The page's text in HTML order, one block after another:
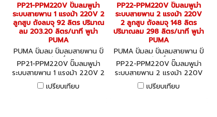
PP21-PPM220V ปั๊มลมพูม่า
ระบบสายพาน 1 แรงม้า 220V 2
ลูกสูบ ถังลมจุ 92 ลิตร ปริมาณ
ลม 203.20 ลิตร/นาที พูม่า
PUMA
PUMA ปั๊มลม ปั๊มลมสายพาน ปั๊
มลมออยล์ฟรี เครื่องอัดลม PP
21-PPM220V
PP21-PPM220V ปั๊มลมพูม่า
ระบบสายพาน 1 แรงม้า 220V 2
ลูกสูบ ถังลมจุ 92 ลิตร ปริมาณ
ลม 203.20 ลิตร/นาที พูม่า
เปรียบเทียบ
PP22-PPM220V ปั๊มลมพูม่า
ระบบสายพาน 2 แรงม้า 220V
2 ลูกสูบ ถังลมจุ 148 ลิตร
ปริมาณลม 298 ลิตร/นาที พูม่า
PUMA
PUMA ปั๊มลม ปั๊มลมสายพาน ปั๊
มลมออยล์ฟรี เครื่องอัดลม PP
22-PPM220V
PP22-PPM220V ปั๊มลมพูม่า
ระบบสายพาน 2 แรงม้า 220V
2 ลูกสูบ ถังลมจุ 148 ลิตร
ปริมาณลม 298 ลิตร/นาที พูม่า
เปรียบเทียบ